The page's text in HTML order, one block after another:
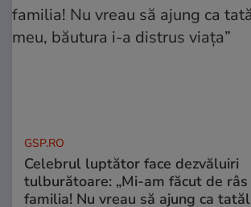
GSP.RO
Celebrul luptător face dezvăluiri
tulburătoare: „Mi-am făcut de râs
familia! Nu vreau să ajung ca tatăl